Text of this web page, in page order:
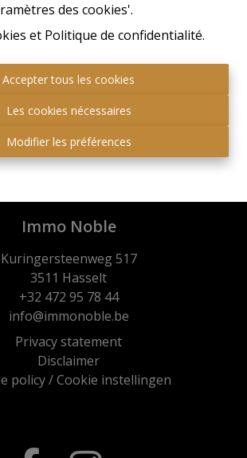
des cookies'.
et Politique de confidentialité.
Accepter tous les cookies
Les cookies nécessaires
Modifier les préférences
Immo Noble
Kuringersteenweg 517
3511 Hasselt
+32 472 95 78 44
info@immonoble.be
Privacy statement
Disclaimer
policy/Cookie instellingen